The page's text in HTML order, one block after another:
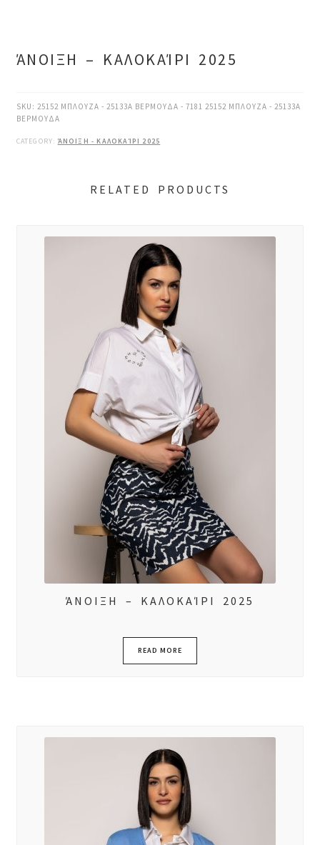
ΆΝΟΙΞΗ – ΚΑΛΟΚΑΊΡΙ 2025
SKU: 25152 ΜΠΛΟΥΖΑ - 25133Α ΒΕΡΜΟΥΔΑ - 7181 25152 ΜΠΛΟΥΖΑ - 25133Α
ΒΕΡΜΟΥΔΑ
CATEGORY: ΆΝΟΙΞΗ - ΚΑΛΟΚΑΊΡΙ 2025
RELATED PRODUCTS
ΆΝΟΙΞΗ – ΚΑΛΟΚΑΊΡΙ 2025
READ MORE